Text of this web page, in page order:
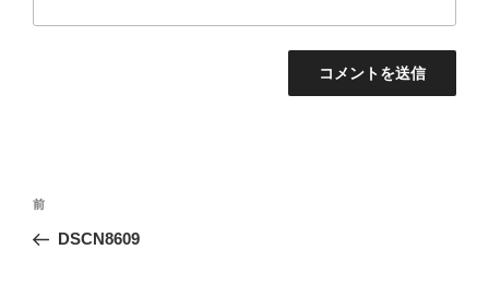
投
ナ
前
の
前
DSCN8609